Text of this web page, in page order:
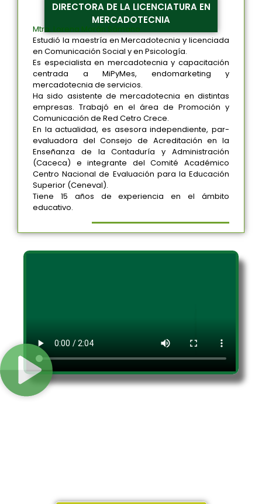
DIRECTORA DE LA LICENCIATURA EN
MERCADOTECNIA
Mtra. Lorena Morán Sámano
Estudió la maestría en Mercadotecnia y licenciada
en Comunicación Social y en Psicología.
Es especialista en mercadotecnia y capacitación
centrada a MiPyMes, endomarketing y
mercadotecnia de servicios.
Ha sido asistente de mercadotecnia en distintas
empresas. Trabajó en el área de Promoción y
Comunicación de Red Cetro Crece.
En la actualidad, es asesora independiente, par-
evaluadora del Consejo de Acreditación en la
Enseñanza de la Contaduría y Administración
(Caceca) e integrante del Comité Académico
Centro Nacional de Evaluación para la Educación
Superior (Ceneval).
Tiene 15 años de experiencia en el ámbito
educativo.